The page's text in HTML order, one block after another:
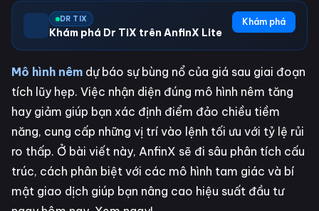
DR TIX
Khám phá Dr TiX trên AnfinX Lite
Khám phá
Mô hình nêm dự báo sự bùng nổ của giá sau giai đoạn
tích lũy hẹp. Việc nhận diện đúng mô hình nêm tăng
hay giảm giúp bạn xác định điểm đảo chiều tiềm
năng, cung cấp những vị trí vào lệnh tối ưu với tỷ lệ rủi
ro thấp. Ở bài viết này, AnfinX sẽ đi sâu phân tích cấu
trúc, cách phân biệt với các mô hình tam giác và bí
mật giao dịch giúp bạn nâng cao hiệu suất đầu tư